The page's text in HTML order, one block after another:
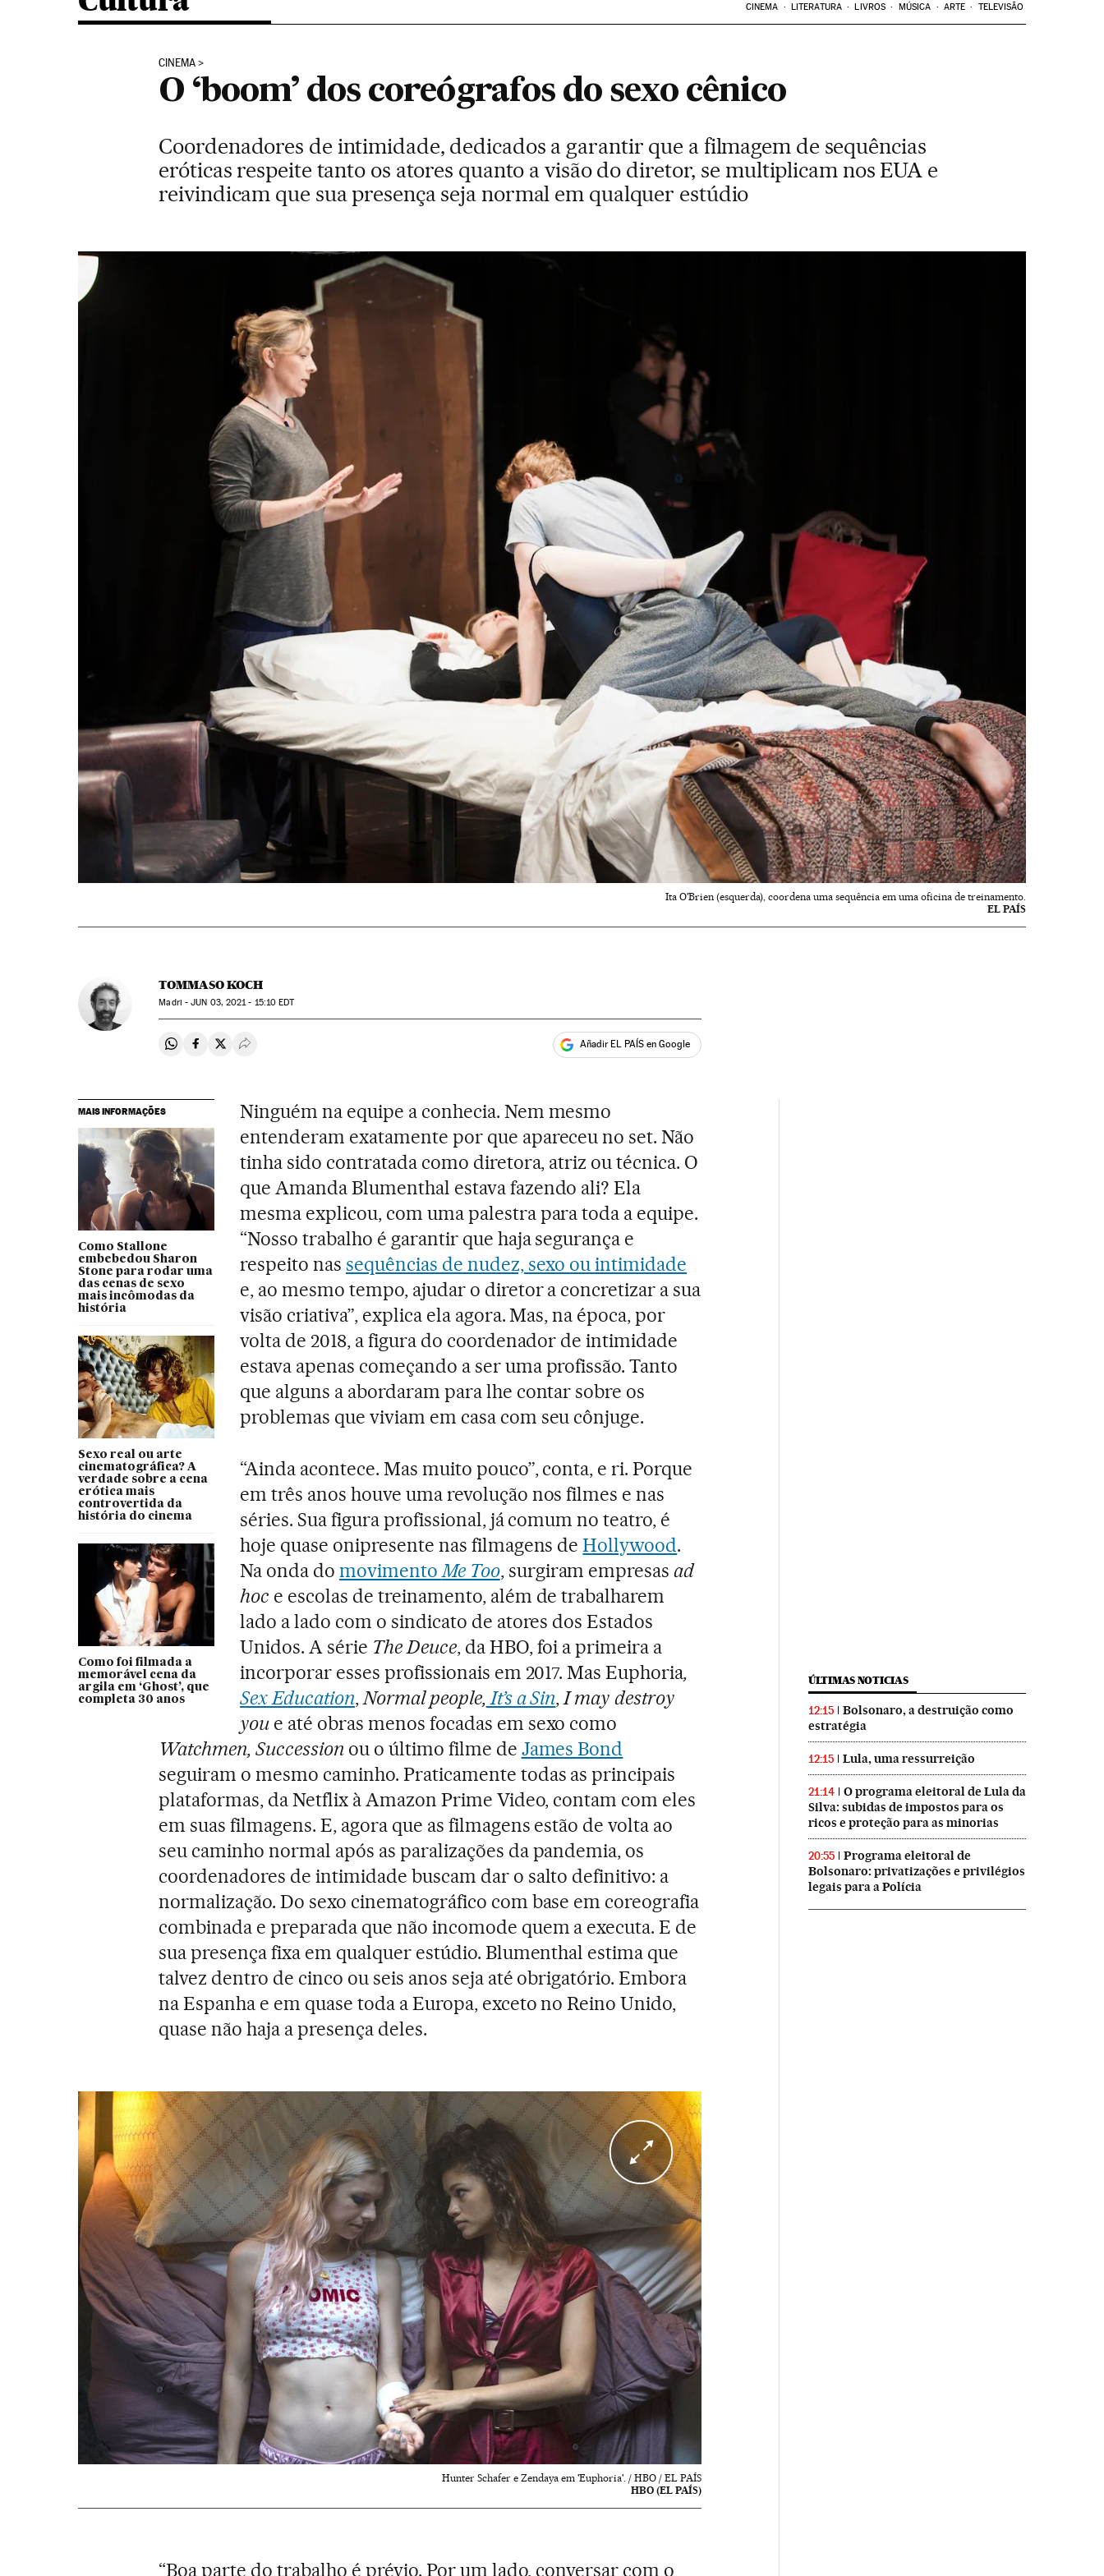
CINEMA LITERATURA LIVROS MÚSICA ARTE TELEVISÃO
CINEMA
O ‘boom’ dos coreógrafos do sexo cênico
Coordenadores de intimidade, dedicados a garantir que a filmagem de sequências
eróticas respeite tanto os atores quanto a visão do diretor, se multiplicam nos EUA e
reivindicam que sua presença seja normal em qualquer estúdio
Ita O'Brien (esquerda), coordena uma sequência em uma oficina de treinamento.
EL PAÍS
TOMMASO KOCH
Madri -JUN 03, 2021 - 15:10 EDT
Compartir en Whatsapp
Compartir en Facebook
Compartir en Twitter
Desplegar Redes Sociales Añadir EL PAÍS en Google
MAIS INFORMAÇÕES
Como Stallone
embebedou Sharon
Stone para rodar uma
das cenas de sexo
mais incômodas da
história
Sexo real ou arte
cinematográfica? A
verdade sobre a cena
erótica mais
controvertida da
história do cinema
Como foi filmada a
memorável cena da
argila em ‘Ghost’, que
completa 30 anos
Ninguém na equipe a conhecia. Nem mesmo
entenderam exatamente por que apareceu no set. Não
tinha sido contratada como diretora, atriz ou técnica. O
que Amanda Blumenthal estava fazendo ali? Ela
mesma explicou, com uma palestra para toda a equipe.
“Nosso trabalho é garantir que haja segurança e
respeito nas sequências de nudez, sexo ou intimidade
e, ao mesmo tempo, ajudar o diretor a concretizar a sua
visão criativa”, explica ela agora. Mas, na época, por
volta de 2018, a figura do coordenador de intimidade
estava apenas começando a ser uma profissão. Tanto
que alguns a abordaram para lhe contar sobre os
problemas que viviam em casa com seu cônjuge.
“Ainda acontece. Mas muito pouco”, conta, e ri. Porque
em três anos houve uma revolução nos filmes e nas
séries. Sua figura profissional, já comum no teatro, é
hoje quase onipresente nas filmagens deHollywood.
Na onda do movimentoMe Too, surgiram empresasad
hoc e escolas de treinamento, além de trabalharem
lado a lado com o sindicato de atores dos Estados
Unidos. A série The Deuce, da HBO, foi a primeira a
incorporar esses profissionais em 2017. Mas Euphoria,
Sex Education,Normal people,It’s a Sin,I may destroy
you e até obras menos focadas em sexo como
Watchmen, Successionou o último filme de James Bond
seguiram o mesmo caminho. Praticamente todas as principais
plataformas, da Netflix à Amazon Prime Video, contam com eles
em suas filmagens. E, agora que as filmagens estão de volta ao
seu caminho normal após as paralizações da pandemia, os
coordenadores de intimidade buscam dar o salto definitivo: a
normalização. Do sexo cinematográfico com base em coreografia
combinada e preparada que não incomode quem a executa. E de
sua presença fixa em qualquer estúdio. Blumenthal estima que
talvez dentro de cinco ou seis anos seja até obrigatório. Embora
na Espanha e em quase toda a Europa, exceto no Reino Unido,
quase não haja a presença deles.
Hunter Schafer e Zendaya em 'Euphoria'. / HBO / EL PAÍS
HBO (EL PAÍS)
“Boa parte do trabalho é prévio. Por um lado, conversar com o
ÚLTIMAS NOTICIAS
12:15
Bolsonaro, a destruição como
estratégia
12:15 Lula, uma ressurreição
21:14
O programa eleitoral de Lula da
Silva: subidas de impostos para os
ricos e proteção para as minorias
20:55
Programa eleitoral de
Bolsonaro: privatizações e privilégios
legais para a Polícia